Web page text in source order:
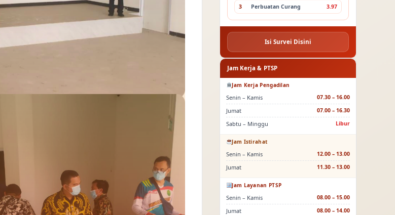
3 Perbuatan Curang 3.97
Isi Survei Disini
Jam Kerja & PTSP
Jam Kerja Pengadilan
Senin – Kamis 07.30 – 16.00
Jumat 07.00 – 16.30
Sabtu – Minggu Libur
Jam Istirahat
Senin – Kamis 12.00 – 13.00
Jumat 11.30 – 13.00
Jam Layanan PTSP
Senin – Kamis 08.00 – 15.00
Jumat 08.00 – 14.00